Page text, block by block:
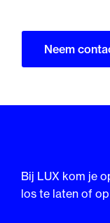
Neem
Bij LUX kom je
los te laten of